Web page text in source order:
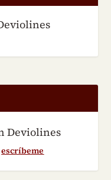
Deviolines
escríbeme